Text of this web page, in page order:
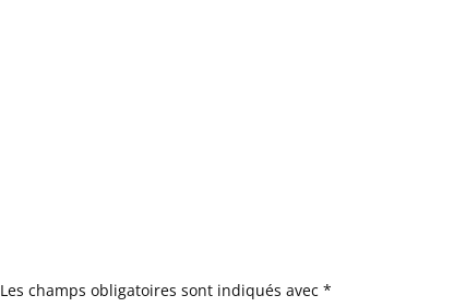
Les champs obligatoires sont indiqués avec*